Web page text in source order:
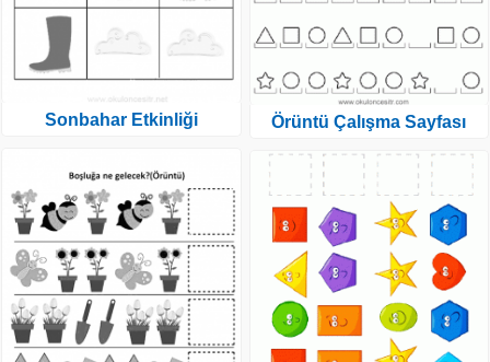
Sonbahar Etkinliği Örüntü Çalışma Sayfası